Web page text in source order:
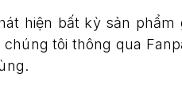
hiện bất kỳ sản
tôi thông qua